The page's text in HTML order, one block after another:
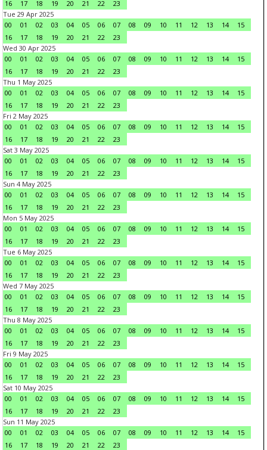
16 17 18 19 20 21 22
23
Tue 29 Apr 2025
00
01 02 03 04 05 06 07 08 09 10 11 12 13 14
15
16
17 18 19 20 21 22
23
Wed 30 Apr 2025
00
01 02 03 04 05 06 07 08 09 10 11 12 13 14
15
16
17 18 19 20 21 22
23
Thu 1 May 2025
00
01 02 03 04 05 06 07 08 09 10 11 12 13 14
15
16
17 18 19 20 21 22
23
Fri 2 May 2025
00
01 02 03 04 05 06 07 08 09 10 11 12 13 14
15
16
17 18 19 20 21 22
23
Sat 3 May 2025
00
01 02 03 04 05 06 07 08 09 10 11 12 13 14
15
16
17 18 19 20 21 22
23
Sun 4 May 2025
00
01 02 03 04 05 06 07 08 09 10 11 12 13 14
15
16
17 18 19 20 21 22
23
Mon 5 May 2025
00
01 02 03 04 05 06 07 08 09 10 11 12 13 14
15
16
17 18 19 20 21 22
23
Tue 6 May 2025
00
01 02 03 04 05 06 07 08 09 10 11 12 13 14
15
16
17 18 19 20 21 22
23
Wed 7 May 2025
00
01 02 03 04 05 06 07 08 09 10 11 12 13 14
15
16
17 18 19 20 21 22
23
Thu 8 May 2025
00
01 02 03 04 05 06 07 08 09 10 11 12 13 14
15
16
17 18 19 20 21 22
23
Fri 9 May 2025
00
01 02 03 04 05 06 07 08 09 10 11 12 13 14
15
16
17 18 19 20 21 22
23
Sat 10 May 2025
00
01 02 03 04 05 06 07 08 09 10 11 12 13 14
15
16
17 18 19 20 21 22
23
Sun 11 May 2025
00
01 02 03 04 05 06 07 08 09 10 11 12 13 14
15
16
17 18 19 20 21 22
23